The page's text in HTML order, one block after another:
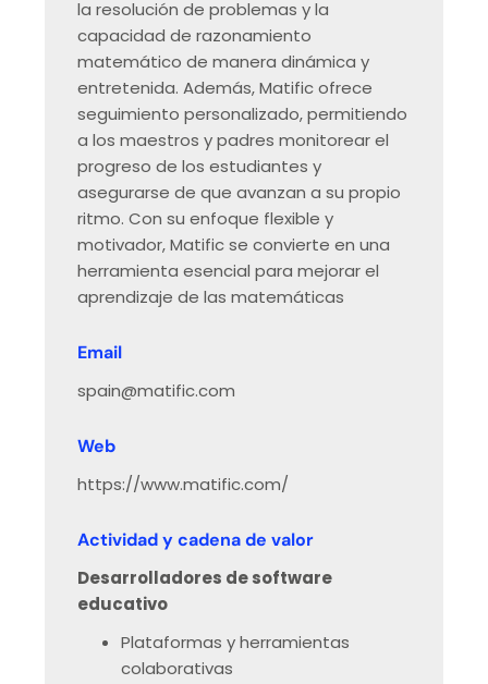
la resolución de problemas y la
capacidad de razonamiento
matemático de manera dinámica y
entretenida. Además, Matific ofrece
seguimiento personalizado, permitiendo
a los maestros y padres monitorear el
progreso de los estudiantes y
asegurarse de que avanzan a su propio
ritmo. Con su enfoque flexible y
motivador, Matific se convierte en una
herramienta esencial para mejorar el
aprendizaje de las matemáticas
Email
spain@matific.com
Web
https://www.matific.com/
Actividad y cadena de valor
Desarrolladores de software
educativo
Plataformas y herramientas
colaborativas